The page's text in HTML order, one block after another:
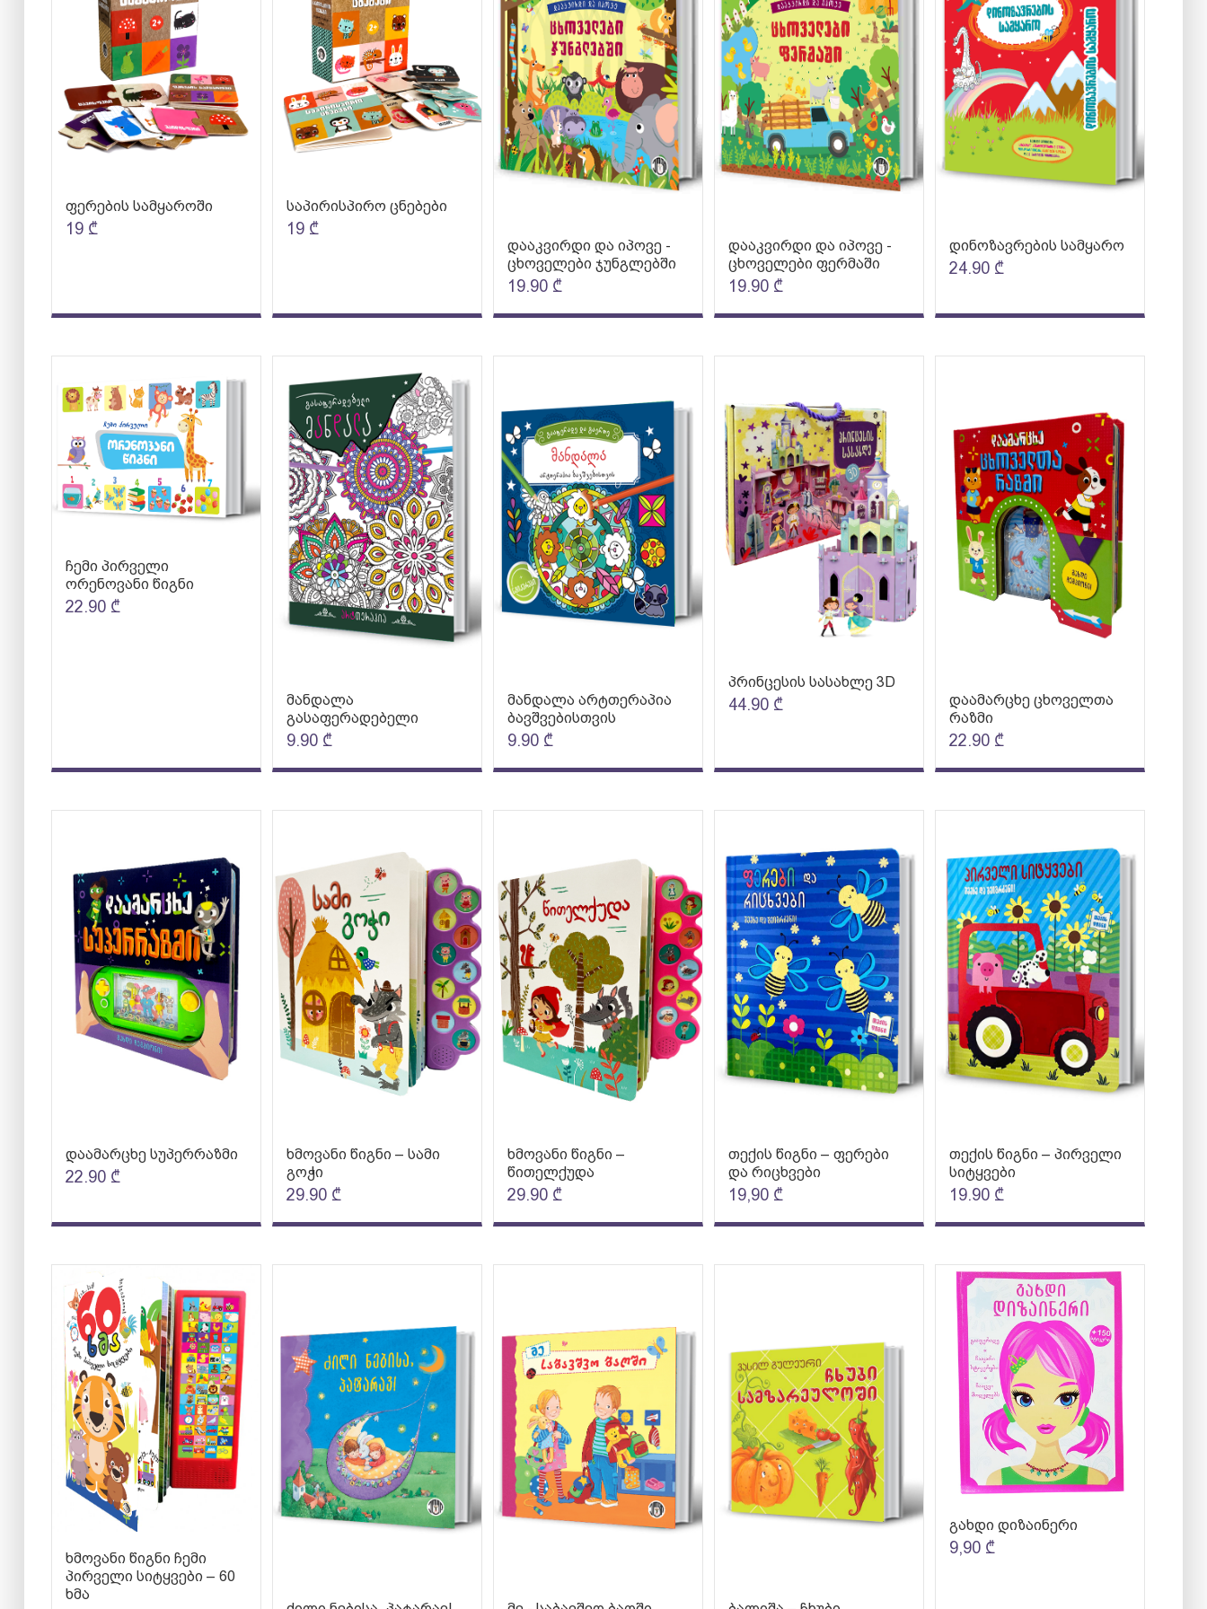
ფერების სამყაროში
19 ₾
საპირისპირო ცნებები
19 ₾
დააკვირდი და იპოვე -
ცხოველები ჯუნგლებში
19.90 ₾
დააკვირდი და იპოვე -
ცხოველები ფერმაში
19.90 ₾
დინოზავრების სამყარო
24.90 ₾
ჩემი პირველი
ორენოვანი წიგნი
22.90 ₾
მანდალა
გასაფერადებელი
9.90 ₾
მანდალა არტთერაპია
ბავშვებისთვის
9.90 ₾
პრინცესის სასახლე 3D
44.90 ₾
დაამარცხე ცხოველთა
რაზმი
22.90 ₾
დაამარცხე სუპერრაზმი
22.90 ₾
ხმოვანი წიგნი – სამი
გოჭი
29.90 ₾
ხმოვანი წიგნი –
წითელქუდა
29.90 ₾
თექის წიგნი – ფერები
და რიცხვები
19,90 ₾
თექის წიგნი – პირველი
სიტყვები
19.90 ₾
ხმოვანი წიგნი ჩემი
პირველი სიტყვები – 60
ხმა
გახდი დიზაინერი
9,90 ₾